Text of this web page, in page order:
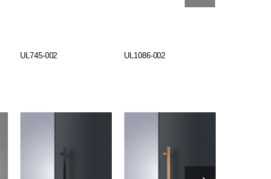
UL745-002 UL1086-002